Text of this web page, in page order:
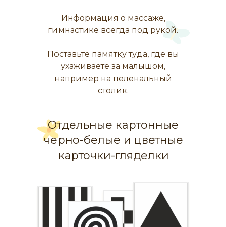
Отдельные картонные
черно-белые и цветные
карточки-гляделки
Информация о массаже,
гимнастике всегда под рукой.
Поставьте памятку туда, где вы
ухаживаете за малышом,
например на пеленальный
столик.